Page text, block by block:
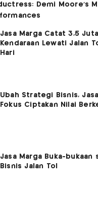
Jasa Marga Catat 3,5 Juta
Kendaraan Lewati Jalan
Hari
Ubah Strategi Bisnis,
Fokus Ciptakan Nilai
Jasa Marga Buka-bukaan
Bisnis Jalan Tol